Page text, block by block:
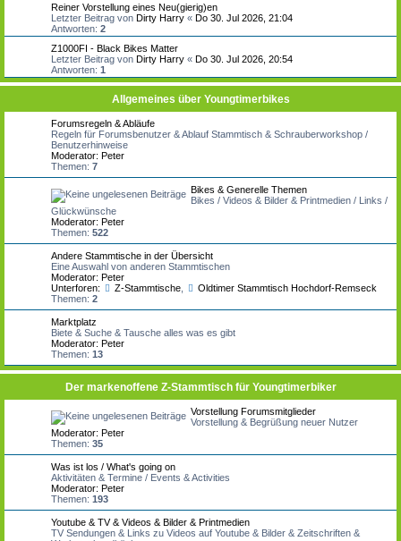
Reiner Vorstellung eines Neu(gierig)en
Letzter Beitrag von Dirty Harry « Do 30. Jul 2026, 21:04
Antworten: 2
Z1000FI - Black Bikes Matter
Letzter Beitrag von Dirty Harry « Do 30. Jul 2026, 20:54
Antworten: 1
Allgemeines über Youngtimerbikes
Forumsregeln & Abläufe
Regeln für Forumsbenutzer & Ablauf Stammtisch & Schrauberworkshop /
Benutzerhinweise
Moderator: Peter
Themen: 7
Bikes & Generelle Themen
Bikes / Videos & Bilder & Printmedien / Links /
Glückwünsche
Moderator: Peter
Themen: 522
Andere Stammtische in der Übersicht
Eine Auswahl von anderen Stammtischen
Moderator: Peter
Unterforen:
Z-Stammtische,
Oldtimer Stammtisch Hochdorf-Remseck
Themen: 2
Marktplatz
Biete & Suche & Tausche alles was es gibt
Moderator: Peter
Themen: 13
Der markenoffene Z-Stammtisch für Youngtimerbiker
Vorstellung Forumsmitglieder
Vorstellung & Begrüßung neuer Nutzer
Moderator: Peter
Themen: 35
Was ist los / What's going on
Aktivitäten & Termine / Events & Activities
Moderator: Peter
Themen: 193
Youtube & TV & Videos & Bilder & Printmedien
TV Sendungen & Links zu Videos auf Youtube & Bilder & Zeitschriften &